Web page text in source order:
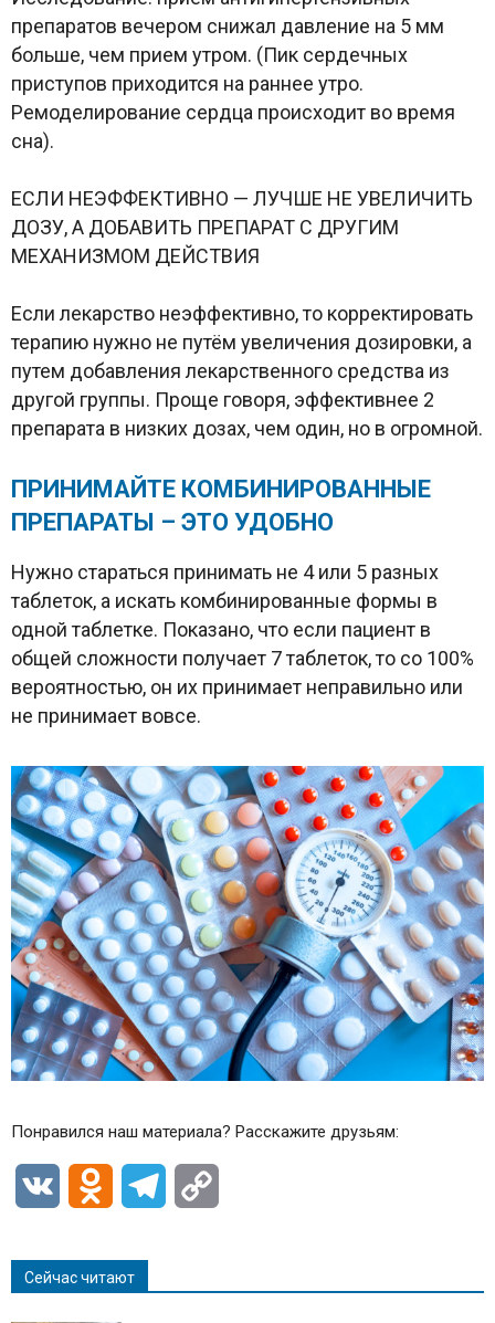
препаратов вечером снижал давление на 5 мм
больше, чем прием утром. (Пик сердечных
приступов приходится на раннее утро.
Ремоделирование сердца происходит во время
сна).
ЕСЛИ НЕЭФФЕКТИВНО — ЛУЧШЕ НЕ УВЕЛИЧИТЬ
ДОЗУ, А ДОБАВИТЬ ПРЕПАРАТ С ДРУГИМ
МЕХАНИЗМОМ ДЕЙСТВИЯ
Если лекарство неэффективно, то корректировать
терапию нужно не путём увеличения дозировки, а
путем добавления лекарственного средства из
другой группы. Проще говоря, эффективнее 2
препарата в низких дозах, чем один, но в огромной.
ПРИНИМАЙТЕ КОМБИНИРОВАННЫЕ
ПРЕПАРАТЫ – ЭТО УДОБНО
Нужно стараться принимать не 4 или 5 разных
таблеток, а искать комбинированные формы в
одной таблетке. Показано, что если пациент в
общей сложности получает 7 таблеток, то со 100%
вероятностью, он их принимает неправильно или
не принимает вовсе.
Понравился наш материала? Расскажите друзьям:
VK Odnoklassniki
Telegram
Сейчас читают